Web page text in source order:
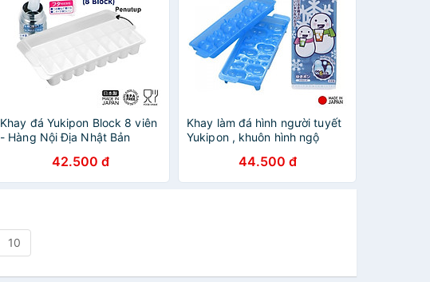
Khay đá Yukipon Block 8 viên
- Hàng Nội Địa Nhật Bản
42.500 đ
Khay làm đá hình người tuyết
Yukipon , khuôn hình ngộ
cho nhiều mục đích sử dụng -
nội địa Nhật Bản
44.500 đ
10